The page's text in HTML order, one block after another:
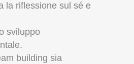
la riflessione sul sé e
sviluppo
building sia